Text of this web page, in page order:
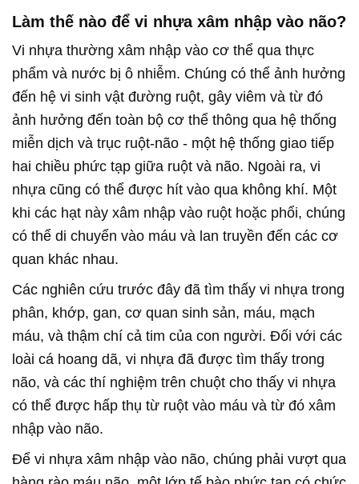
Làm thế nào để vi nhựa xâm nhập vào não?
Vi nhựa thường xâm nhập vào cơ thể qua thực
phẩm và nước bị ô nhiễm. Chúng có thể ảnh hưởng
đến hệ vi sinh vật đường ruột, gây viêm và từ đó
ảnh hưởng đến toàn bộ cơ thể thông qua hệ thống
miễn dịch và trục ruột-não - một hệ thống giao tiếp
hai chiều phức tạp giữa ruột và não. Ngoài ra, vi
nhựa cũng có thể được hít vào qua không khí. Một
khi các hạt này xâm nhập vào ruột hoặc phổi, chúng
có thể di chuyển vào máu và lan truyền đến các cơ
quan khác nhau.
Các nghiên cứu trước đây đã tìm thấy vi nhựa trong
phân, khớp, gan, cơ quan sinh sản, máu, mạch
máu, và thậm chí cả tim của con người. Đối với các
loài cá hoang dã, vi nhựa đã được tìm thấy trong
não, và các thí nghiệm trên chuột cho thấy vi nhựa
có thể được hấp thụ từ ruột vào máu và từ đó xâm
nhập vào não.
Để vi nhựa xâm nhập vào não, chúng phải vượt qua